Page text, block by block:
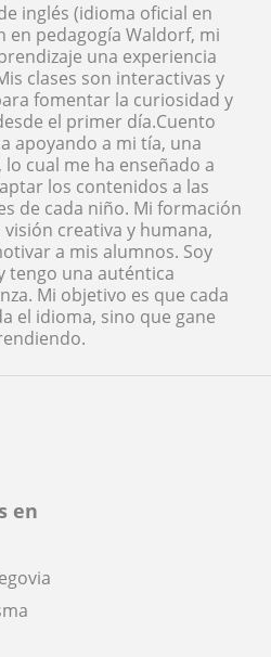
en
inglés (idioma oficial en
en pedagogía Waldorf, mi
una experiencia
clases son interactivas y
fomentar la curiosidad y
el primer día. ​Cuento
apoyando a mi tía, una
cual me ha enseñado a
los contenidos a las
de cada niño. Mi formación
creativa y humana,
a mis alumnos. Soy
tengo una auténtica
Mi objetivo es que cada
el idioma, sino que gane